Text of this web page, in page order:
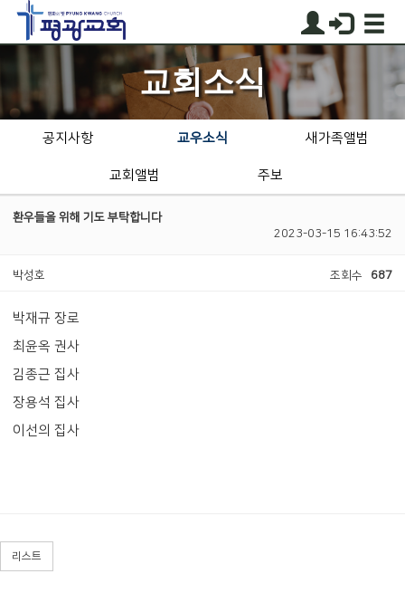
교회소식
공지사항 교우소식 새가족앨범
교회앨범 주보
환우들을 위해 기도 부탁합니다
2023-03-15 16:43:52
박성호 조회수 687
박재규 장로
최윤옥 권사
김종근 집사
장용석 집사
이선의 집사
리스트